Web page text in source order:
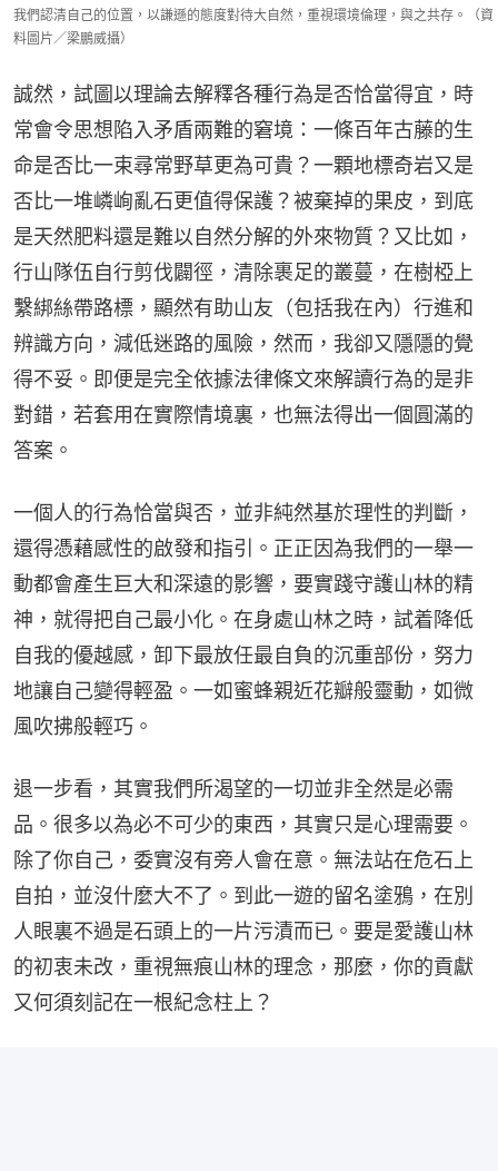
我們認清自己的位置，以謙遜的態度對待大自然，重視環境倫理，與之共存。（資
料圖片／梁鵬威攝）
誠然，試圖以理論去解釋各種行為是否恰當得宜，時
常會令思想陷入矛盾兩難的窘境：一條百年古藤的生
命是否比一束尋常野草更為可貴？一顆地標奇岩又是
否比一堆嶙峋亂石更值得保護？被棄掉的果皮，到底
是天然肥料還是難以自然分解的外來物質？又比如，
行山隊伍自行剪伐闢徑，清除裹足的叢蔓，在樹椏上
繫綁絲帶路標，顯然有助山友（包括我在內）行進和
辨識方向，減低迷路的風險，然而，我卻又隱隱的覺
得不妥。即便是完全依據法律條文來解讀行為的是非
對錯，若套用在實際情境裏，也無法得出一個圓滿的
答案。
一個人的行為恰當與否，並非純然基於理性的判斷，
還得憑藉感性的啟發和指引。正正因為我們的一舉一
動都會產生巨大和深遠的影響，要實踐守護山林的精
神，就得把自己最小化。在身處山林之時，試着降低
自我的優越感，卸下最放任最自負的沉重部份，努力
地讓自己變得輕盈。一如蜜蜂親近花瓣般靈動，如微
風吹拂般輕巧。
退一步看，其實我們所渴望的一切並非全然是必需
品。很多以為必不可少的東西，其實只是心理需要。
除了你自己，委實沒有旁人會在意。無法站在危石上
自拍，並沒什麼大不了。到此一遊的留名塗鴉，在別
人眼裏不過是石頭上的一片污漬而已。要是愛護山林
的初衷未改，重視無痕山林的理念，那麼，你的貢獻
又何須刻記在一根紀念柱上？